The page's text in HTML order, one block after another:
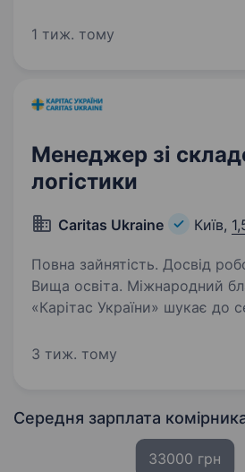
Ви чудовий кандидат, якщо маєте:
1 тиж. тому
Менеджер зі
логістики
Caritas Ukraine Київ,
Повна зайнятість. Досвід
Вища освіта. Міжнародний благодійний фонд
«Карітас України» шукає до
обов’язки: Супровід і контроль поставок
3 тиж. тому
Середня зарплата
33000 грн